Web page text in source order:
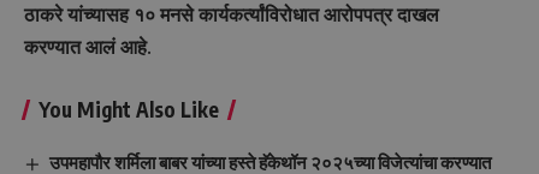
ठाकरे यांच्यासह १० मनसे कार्यकर्त्यांविरोधात आरोपपत्र दाखल
करण्यात आलं आहे.
You Might Also Like
उपमहापौर शर्मिला बाबर यांच्या हस्ते हॅकेथॉन २०२५च्या विजेत्यांचा करण्यात